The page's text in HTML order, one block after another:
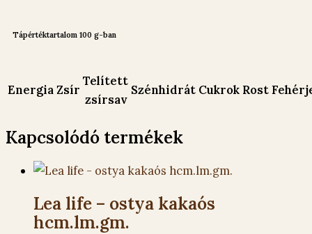
Tápértéktartalom 100 g-ban
EnergiaZsír
Telített
zsírsav
Szénhidrát Cukrok Rost
Kapcsolódó termékek
Lea life – ostya kakaós
hcm.lm.gm.